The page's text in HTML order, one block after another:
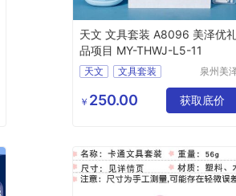
天文 文具套装 A8096 美泽优
品项目 MY-THWJ-L5-11
天文
文具套装
MY
THWJ
L5
泉州美
公司
￥ 250.00 获取底价